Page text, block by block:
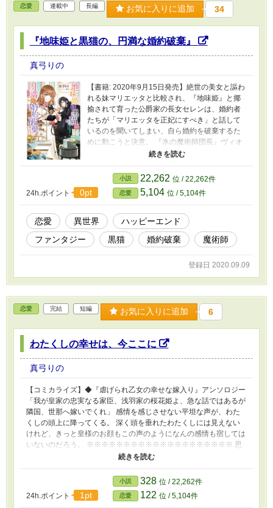
恋愛 連載中 長編 お気に入りに追加 34
『地味姫と黒猫の、円満な婚約破棄』
真弓りの
【書籍: 2020年9月15日発売】絶世の美女と謳わ
れる妹マリエッタと比較され、『地味姫』と揶
揄されて育った公爵家の長女セレンは、婚約者
たちが「マリエッタを正妃にすべき」と話して
いるのを聞いてしまい、自ら婚約を破棄するた
めに動こうと決意。 『氷の魔術師団長』ヴィオ
ルから借り受けた使い魔の黒猫とともに、円満
ル、双方の視点がでてきます。 ◆小説家になろ
う様、エブリスタ様にも掲載中です。
24h.ポイント
0pt
小説 22,262 位 / 22,262件
恋愛 5,104 位 / 5,104件
恋愛 異世界
ハッピーエンド
ファンタジー
黒猫 婚約破棄 魔術師
登録日 2020.09.09
恋愛 完結 短編 お気に入りに追加 6
わたくしの幸せは、今ここに
真弓りの
【コミカライズ】◆『虐げられ乙女の幸せな嫁入り』アンソロジー
「我が皇家の忠実なる家臣、浅羽家の桜花姫よ、急な話ではあるが
隣国、世那へ嫁いでくれ」 感情を感じさせない平坦な声が、わた
くしの頭上に降ってくる。 深く頭を垂れたわたくしには見えない
けれど、きっと皇様のお顔もこの声のようになんの感情も宿しては
いないのだろう。 ※※※※※※※※※※※※※※※※※※※※ 思
いを寄せるあの方に告げられたのは、隣国へ稼せという冷たい言
24h.ポイント 1pt
小説 328 位 / 22,262件
恋愛 122 位 / 5,104件